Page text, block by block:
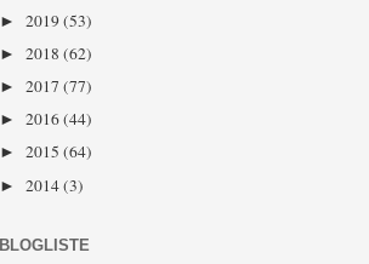
► 2019(53)
► 2018 (62)
► 2017 (77)
► 2016(44)
► 2015 (64)
► 2014(3)
BLOGLISTE